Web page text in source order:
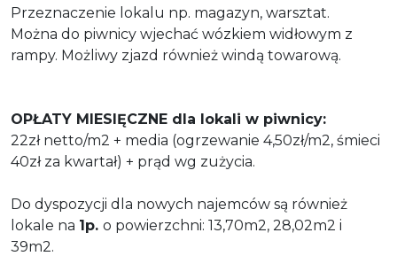
Przeznaczenie lokalu np. magazyn, warsztat.
Można do piwnicy wjechać wózkiem widłowym z
rampy. Możliwy zjazd również windą towarową.
OPŁATY MIESIĘCZNE dla lokali w piwnicy:
22zł netto/m2 + media (ogrzewanie 4,50zł/m2, śmieci
40zł za kwartał) + prąd wg zużycia.
Do dyspozycji dla nowych najemców są również
lokale na 1p. o powierzchni: 13,70m2, 28,02m2 i
39m2.